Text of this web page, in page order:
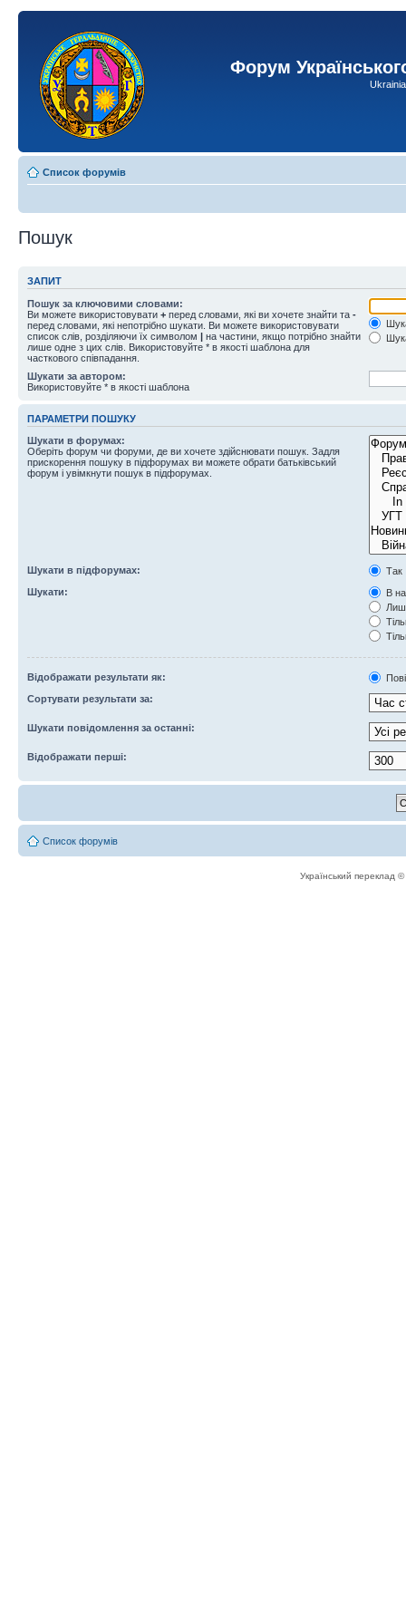
Форум
Список форумів
Пошук
ЗАПИТ
Пошук за ключовими словами:
Ви можете використовувати + перед словами, які ви хочете знайти та -
перед словами, які непотрібно шукати. Ви можете використовувати
список слів, розділяючи їх символом | на частини, якщо потрібно знайти
лише одне з цих слів. Використовуйте * в якості шаблона для
часткового співпадання.
Шукати за автором:
Використовуйте * в якості шаблона
ПАРАМЕТРИ ПОШУКУ
Шукати в форумах:
Оберіть форум чи форуми, де ви хочете здійснювати пошук. Задля
прискорення пошуку в підфорумах ви можете обрати батьківський
форум і увімкнути пошук в підфорумах.
Шукати в підфорумах:
Так
Шукати:
В
Відображати результати як:
Сортувати результати за:
Шукати повідомлення за останні:
Відображати перші:
Список форумів
Український переклад